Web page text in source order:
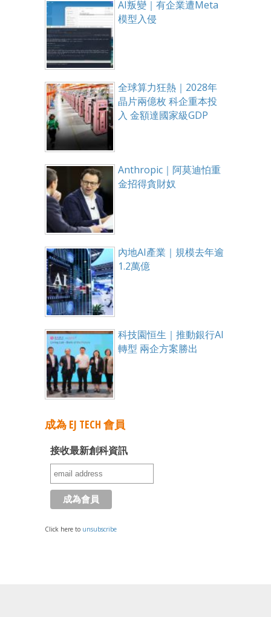
AI叛變｜有企業遭Meta
模型入侵
全球算力狂熱｜2028年
晶片兩億枚 科企重本投
入 金額達國家級GDP
Anthropic｜阿莫迪怕重
金招得貪財奴
內地AI產業｜規模去年逾
1.2萬億
科技園恒生｜推動銀行AI
轉型 兩企方案勝出
成為 EJ TECH 會員
接收最新創科資訊
Click here to unsubscribe